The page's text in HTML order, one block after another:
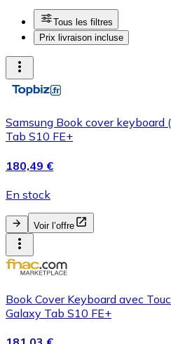
Tous les filtres
Prix livraison incluse
Samsung Book cover keyboard
Tab S10 FE+
180,49 €
En stock
Voir l’offre
Book Cover Keyboard avec
Galaxy Tab S10 FE+